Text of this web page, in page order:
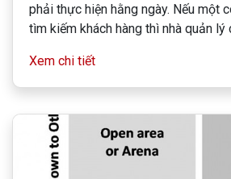
phải thực hiện hằng ngày. Nếu một
tìm kiếm khách hàng thì nhà quản
một áp lực nặng nề buộc nhà quản
kiếm và tuyển dụng hiệu quả hơn
Xem chi tiết